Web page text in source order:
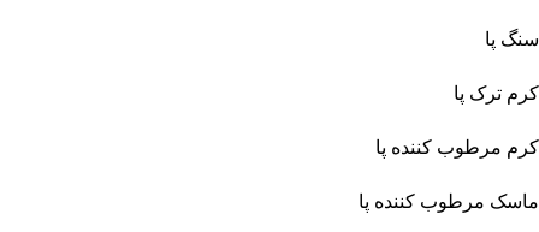
سنگ پا
کرم ترک پا
کرم مرطوب کننده پا
ماسک مرطوب کننده پا